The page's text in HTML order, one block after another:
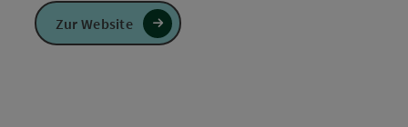
Zur Website